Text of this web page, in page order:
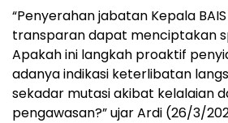
“Penyerahan jabatan Kepala
transparan dapat menciptakan
Apakah ini langkah proaktif
adanya indikasi keterlibatan
sekadar mutasi akibat kelalaian
pengawasan?” ujar Ardi (26/3/